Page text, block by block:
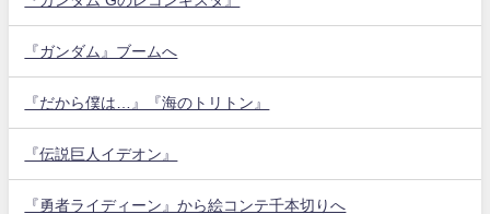
『ガンダム』ブームへ
『だから僕は…』『海のトリトン』
『伝説巨人イデオン』
『勇者ライディーン』から絵コンテ千本切りへ